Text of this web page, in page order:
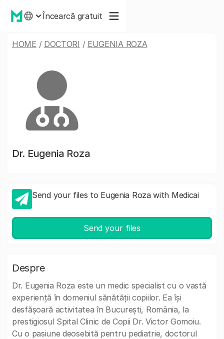
Încearcă gratuit
HOME / DOCTORI / EUGENIA ROZA
Dr. Eugenia Roza
Send your files to Eugenia Roza with Medicai
Send your files
Despre
Dr. Eugenia Roza este un medic specialist cu o vastă
experiență în domeniul sănătății copiilor. Ea își
desfășoară activitatea în București, România, la
prestigiosul Spital Clinic de Copii Dr. Victor Gomoiu.
Cu o pasiune deosebită pentru pediatrie, doctorul